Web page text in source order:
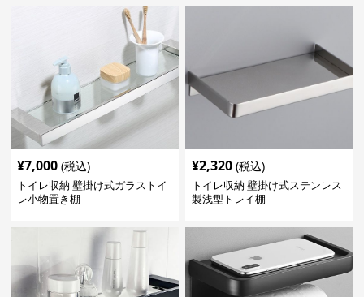
¥7,000 (税込)
トイレ収納 壁掛け式ガラストイ
レ小物置き棚
¥2,320 (税込)
トイレ収納 壁掛け式ステンレス
製浅型トレイ棚